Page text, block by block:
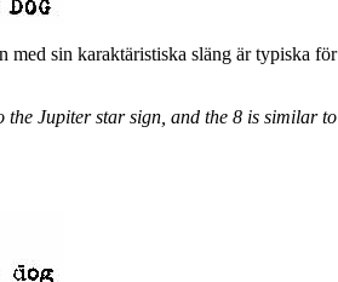
sin karaktäristiska släng är typiska
Jupiter star sign, and the 8 is similar